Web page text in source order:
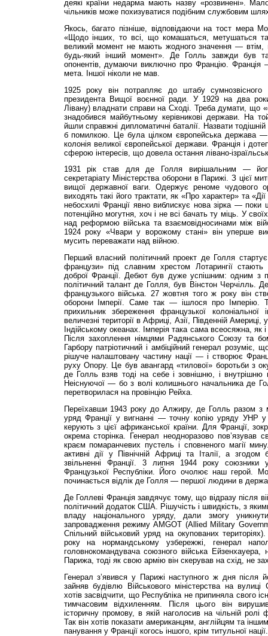
деякі країни недарма мають назву «розвинені».
чільників може похизуватися подібним службовим
Якось, багато пізніше, відповідаючи на тост мера
«Щодо інших, то всі, що комашаться, метушаться
великий момент не мають жодного значення — втім,
будь-який інший момент». Де Голль завжди був
опонентів, думаючи виключно про Францію.
мета. Іншої ніколи не мав.
1925 року він потрапляє до штабу
президента Вищої воєнної ради. У 1929 на два
Лівану) владнати справи на Сході. Треба думати, що
знадобився майбутньому керівникові держави. На
йшли справжні дипломатичні баталії. Назвати
б помилкою. Це була цілком європейська держава —
колонія великої європейської держави. Франція і
сферою інтересів, що довела остання лівано-
1931 рік став для де Голля вирішальним —
секретаріату Міністерства оборони в Парижі. З цієї
вищої державної ваги. Одержує реноме чудового
виходять такі його трактати, як «Про характер» та
небосхилі Франції явно виблискує нова зірка —
потенційно могутня, хоч і не всі бачать ту міць. У
над реформою війська та взаємовідносинами між
1924 року «Чвари у ворожому стані» він уперше
мусить переважати над війною.
Перший власний політичний проект де Голля
французи» під славним хрестом Лотарингії стають
доброї Франції. Дебют був дуже успішним: одним з
політичний талант де Голля, був Вінстон Черчілль.
французького війська. 27 жовтня того ж року він
оборони Імперії. Саме так — ішлося про Імперію.
прихильник збереження фран­цузької
величезні території в Африці, Азії, Південній
Індійському океанах. Імперія така сама всеосяжна,
Після захоплення німцями Радянського Союзу та
Гарбору патріотичний і амбіційний генерал розуміє,
рішуче налаштовану частину нації — і створює
ру­ху Опору. Це був авангард «тилової» боротьби з
де Голль взяв тоді на себе і зовнішню, і внутрішню
Неіснуючої — бо з волі колишнього начальника де
перетворилася на провінцію Рейха.
Переїхавши 1943 року до Алжиру, де Голль разом
уряд Франції у вигнанні — точну копію уряду УНР у
керують з цієї африканської країни. Для Франції,
окрема сторінка. Генерал неодноразово
краєм помаранчевих пустель і сповненого магії
активні дії у Північній Африці та Італії, а
звільненні Франції. 3 липня 1944 року союзники
Французької Республіки. Його очолює наш герой.
починається відлік де Голля — першої людини в
Де Голлеві Франція завдячує тому, що відразу після
політичний додаток США. Рішучість і швидкість, з
владу національного уряду, дали змогу
запровадження режиму AMGOT (Allied Military
Спільний військовий уряд на окупованих
року на нормандському узбережжі, генерал
головнокомандувача союзного війська Ейзенхауера,
Парижа, тоді як свою армію він скерував на схід, не
Генерал з’явився у Парижі наступного ж дня після
зайняв будівлю Військового міністерства на
хотів засвідчити, що Республіка не припиняла свого
тимчасовим відхиленням. Після цього він
історичну промову, в якій наголосив на чільній ролі
Так він хотів показати американцям, англійцям та
панування у Франції когось іншого, крім титульної нації.